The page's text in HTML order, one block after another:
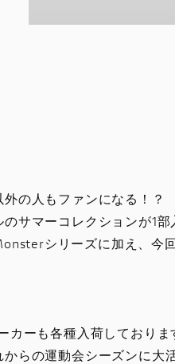
の人もファンになる！？
サマーコレクションが1部
シリーズに加え、今
カーも各種入荷しておりま
らの運動会シーズンに大